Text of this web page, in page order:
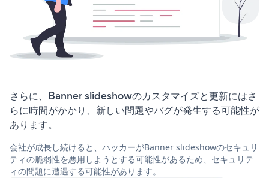
さらに、Banner slideshowのカスタマイズと更新にはさ
らに時間がかかり、新しい問題やバグが発生する可能性が
あります。
会社が成長し続けると、ハッカーがBanner slideshowのセキュリ
ティの脆弱性を悪用しようとする可能性があるため、セキュリテ
ィの問題に遭遇する可能性があります。